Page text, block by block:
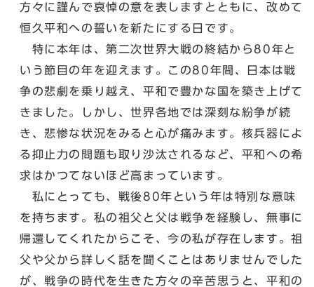
方々に謹んで哀悼の意を表しますとともに、改めて
恒久平和への誓いを新たにする日です。
特に本年は、第二次世界大戦の終結から80年と
いう節目の年を迎えます。この80年間、日本は戦
争の悲劇を乗り越え、平和で豊かな国を築き上げて
きました。しかし、世界各地では深刻な紛争が続
き、悲惨な状況をみると心が痛みます。核兵器によ
る抑止力の問題も取り沙汰されるなど、平和への希
求はかつてないほど高まっています。
私にとっても、戦後80年という年は特別な意味
を持ちます。私の祖父と父は戦争を経験し、無事に
帰還してくれたからこそ、今の私が存在します。祖
父や父から詳しく話を聞くことはありませんでした
が、戦争の時代を生きた方々の辛苦思うと、平和の